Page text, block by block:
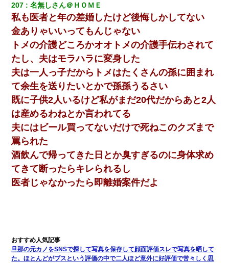
207 名無しさん＠ＨＯＭＥ
私も医者と年の差婚したけど後悔しかしてない
金ありゃいいってもんじゃない
トメの介護どころかオオトメの介護手伝わされて
たし、夫はモラハラに変身した
夫は一人っ子だからトメはたくさんの孫に囲まれ
て余生を送りたいとかで孫孫うるさい
既に子供2人いるけど私がまだ20代だからあと2人
は産めるわねとか言われてる
夫にはビール買ってないだけで死ねこのクズまで
罵られた
酒飲んで帰ってきた日とか臭すぎるのに身体求め
てきて断ったらキレられるし
医者じゃなかったら即離婚案件だよ
旦那の元カノをSNSで探して写真を保存して顔面評価スレで写真を晒して
た。ほとんどがブスという評価の中で二人ほど意外に好評価で苦々しく思